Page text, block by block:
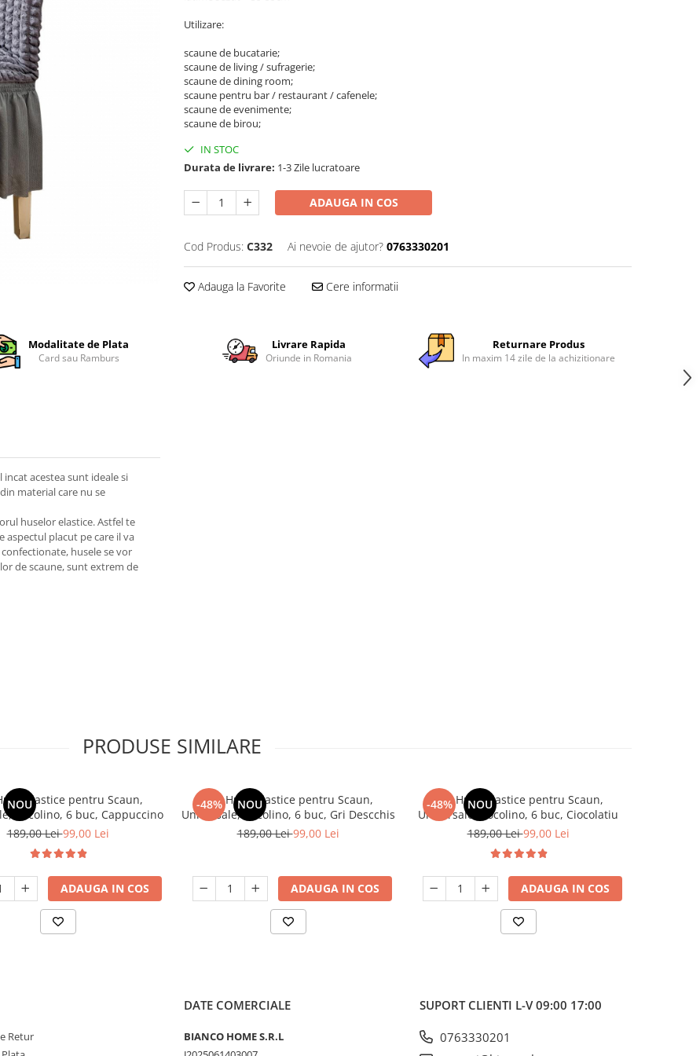
Utilizare:
scaune de bucatarie;
scaune de living / sufragerie;
scaune de dining room;
scaune pentru bar / restaurant / cafenele;
scaune de evenimente;
scaune de birou;
IN STOC
Durata de livrare: 1-3 Zile lucratoare
ADAUGA IN COS
Cod Produs: C332 Ai nevoie de ajutor? 0763330201
Adauga la Favorite Cere informatii
Modalitate de Plata
Card sau Ramburs
Livrare Rapida
Oriunde in Romania
Returnare Produs
In maxim 14 zile de la achizitionare
acestea sunt ideale si
material care nu se
huselor elastice. Astfel te
aspectul placut pe care il va
husele se vor
de scaune, sunt extrem de
PRODUSE SIMILARE
NOUElastice pentru Scaun,
Cocolino, 6 buc, Cappuccino
189,00 Lei99,00 Lei
ADAUGA IN COS
-48% NOU
Set, Huse Elastice pentru Scaun,
Universale, Cocolino, 6 buc, Gri Descchis
189,00 Lei99,00 Lei
ADAUGA IN COS
-48% NOU
Set, Huse Elastice pentru Scaun,
Universale, Cocolino, 6 buc, Ciocolatiu
189,00 Lei99,00 Lei
ADAUGA IN COS
Retur
DATE COMERCIALE
BIANCO HOME S.R.L
SUPORT CLIENTI L-V 09:00 17:00
0763330201